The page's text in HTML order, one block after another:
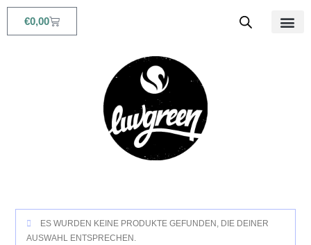
€0,00
ES WURDEN KEINE PRODUKTE GEFUNDEN, DIE DEINER
AUSWAHL ENTSPRECHEN.